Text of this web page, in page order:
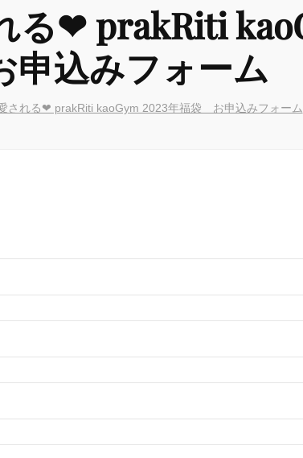
る❤︎ prakRiti
込みフォーム
される❤︎ prakRiti kaoGym 2023年福袋 お申込みフォーム